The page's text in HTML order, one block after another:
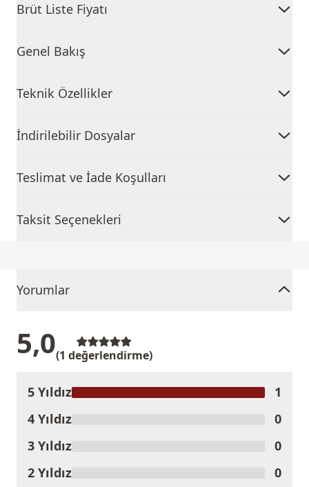
Brüt Liste Fiyatı
Genel Bakış
Teknik Özellikler
İndirilebilir Dosyalar
Teslimat ve İade Koşulları
Taksit Seçenekleri
Yorumlar
5,0(1 değerlendirme)
Ürünü Değerlendir
5 Yıldız
1
4 Yıldız
0
3 Yıldız
0
2 Yıldız
0